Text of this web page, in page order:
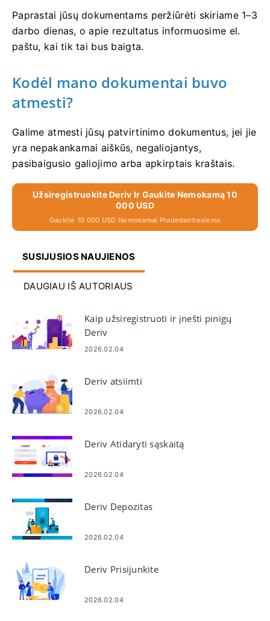
Paprastai jūsų dokumentams peržiūrėti skiriame 1–3
darbo dienas, o apie rezultatus informuosime el.
paštu, kai tik tai bus baigta.
Kodėl mano dokumentai buvo
atmesti?
Galime atmesti jūsų patvirtinimo dokumentus, jei jie
yra nepakankamai aiškūs, negaliojantys,
pasibaigusio galiojimo arba apkirptais kraštais.
Užsiregistruokite Deriv Ir Gaukite Nemokamą 10
000 USD
Gaukite 10 000 USD Nemokamai Pradedantiesiems
SUSIJUSIOS NAUJIENOS
DAUGIAU IŠ AUTORIAUS
Kaip užsiregistruoti ir įnešti pinigų
Deriv
2026.02.04
Deriv atsiimti
2026.02.04
Deriv Atidaryti sąskaitą
2026.02.04
Deriv Depozitas
2026.02.04
Deriv Prisijunkite
2026.02.04